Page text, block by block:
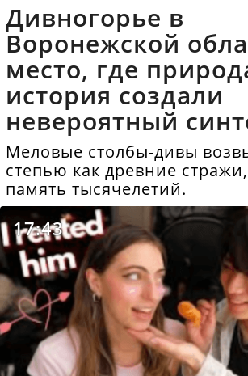
Дивногорье в
Воронежской
место, где
история создали
невероятный
Меловые столбы-дивы
степью как древние
память тысячелетий.
17:43